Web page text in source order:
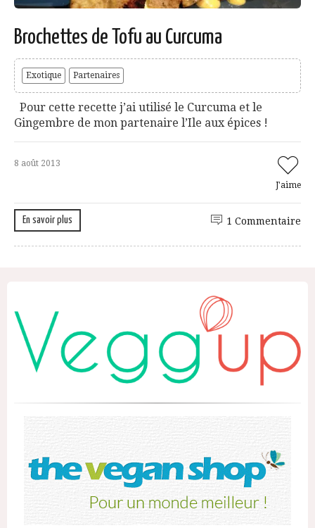
Brochettes de Tofu au Curcuma
Exotique Partenaires
Pour cette recette j’ai utilisé le Curcuma et le
Gingembre de mon partenaire l’Ile aux épices !
8 août 2013
J'aime
En savoir plus 1 Commentaire